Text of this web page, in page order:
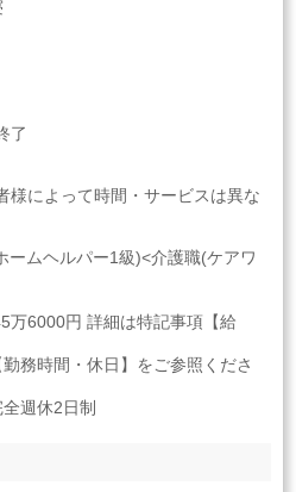
了
によって時間・サービスは異な
ームヘルパー1級)<介護職(ケアワ
万6000円 詳細は特記事項【給
務時間・休日】をご参照くださ
週休2日制